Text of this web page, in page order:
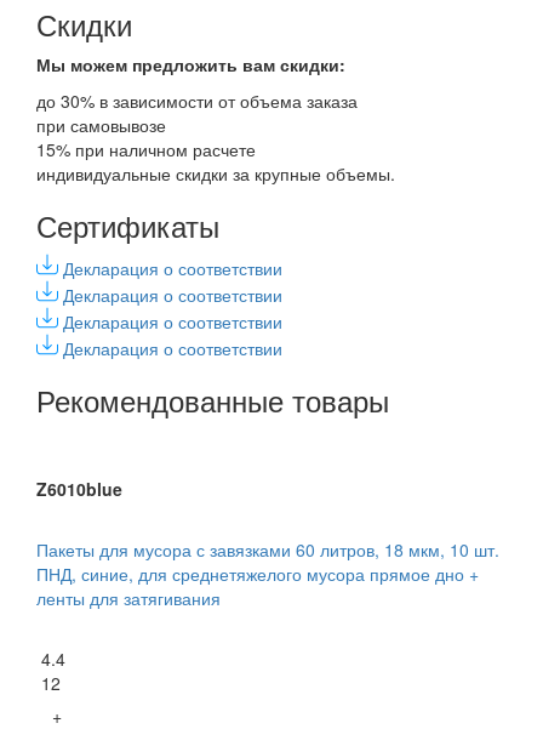
Скидки
Мы можем предложить вам скидки:
до 30% в зависимости от объема заказа
при самовывозе
15% при наличном расчете
индивидуальные скидки за крупные объемы.
Сертификаты
Декларация о соответствии
Декларация о соответствии
Декларация о соответствии
Декларация о соответствии
Рекомендованные товары
Z6010blue
Пакеты для мусора с завязками 60 литров, 18 мкм, 10 шт.
ПНД, синие, для среднетяжелого мусора прямое дно +
ленты для затягивания
4.4
12
+